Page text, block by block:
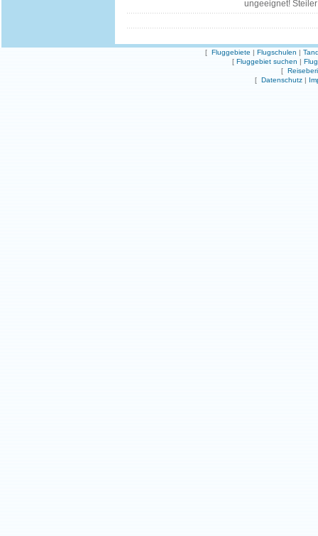
ungeeignet!
[ Fluggebiete | Flugschulen |
[ Fluggebiet suchen |
[
[ Datenschutz |